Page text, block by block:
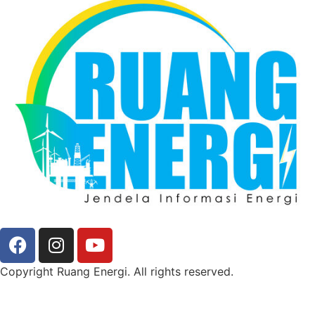
Copyright Ruang Energi. All rights reserved.